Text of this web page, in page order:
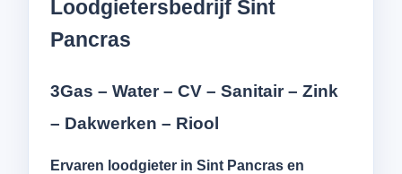
Loodgietersbedrijf Sint
Pancras
3Gas – Water – CV – Sanitair – Zink
– Dakwerken – Riool
Ervaren loodgieter in Sint Pancras en